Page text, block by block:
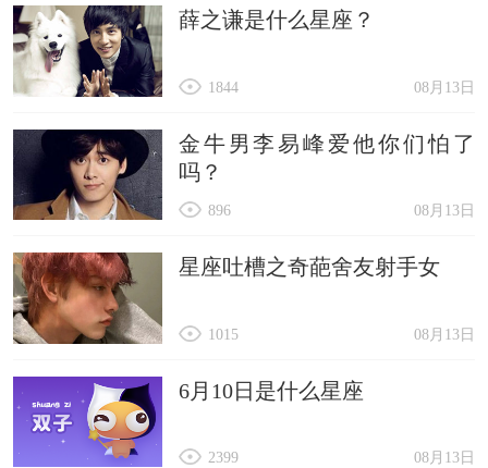
薛之谦是什么星座？
08月13日
1844
金牛男李易峰爱他你们怕了
吗？
08月13日
896
星座吐槽之奇葩舍友射手女
08月13日
1015
6月10日是什么星座
08月13日
2399